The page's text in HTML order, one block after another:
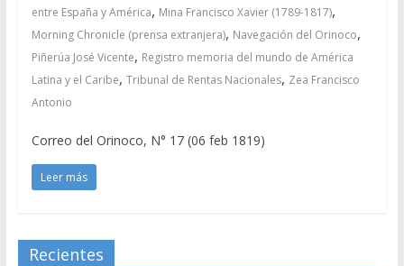
entre España y América, Mina Francisco Xavier (1789-1817),
Morning Chronicle (prensa extranjera), Navegación del Orinoco,
Piñerúa José Vicente, Registro memoria del mundo de América
Latina y el Caribe, Tribunal de Rentas Nacionales, Zea Francisco
Antonio
Correo del Orinoco, N° 17 (06 feb 1819)
Leer más
Recientes